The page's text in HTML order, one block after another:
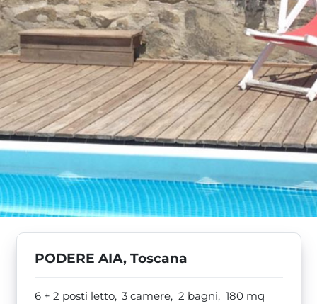
PODERE AIA, Toscana
6 + 2 posti letto, 3 camere, 2 bagni, 180 mq